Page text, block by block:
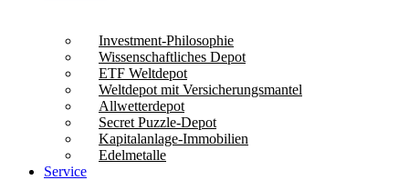
Investment-Philosophie
Wissenschaftliches Depot
ETF Weltdepot
Weltdepot mit Versicherungsmantel
Allwetterdepot
Secret Puzzle-Depot
Kapitalanlage-Immobilien
Edelmetalle
Service